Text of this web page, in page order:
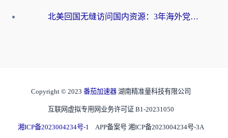
北美回国无缝访问国内资源：3年海外党亲测的加速器选择指南
Copyright © 2023 番茄加速器 湖南精准量科技有限公司
互联网虚拟专用网业务许可证 B1-20231050
湘ICP备2023004234号-1 APP备案号 湘ICP备2023004234号-3A